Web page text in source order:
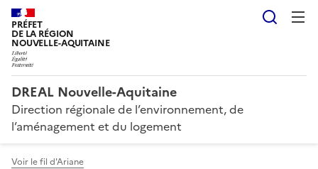
PRÉFET
DE LA RÉGION
NOUVELLE-AQUITAINE
DREAL Nouvelle-Aquitaine
Direction régionale de l’environnement, de
l’aménagement et du logement
Voir le fil d'Ariane